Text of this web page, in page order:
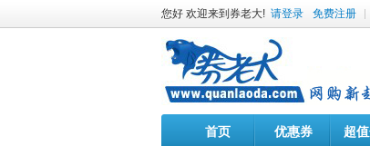
您好 欢迎来到券老大! 请登录 免费注册
首页 优惠券 超